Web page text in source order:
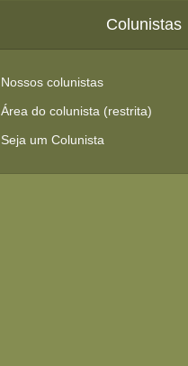
Colunistas
Nossos colunistas
Área do colunista (restrita)
Seja um Colunista